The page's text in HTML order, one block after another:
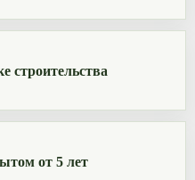
строительства
от 5 лет